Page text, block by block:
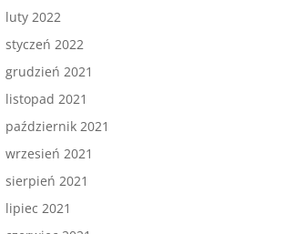
luty 2022
styczeń 2022
grudzień 2021
listopad 2021
październik 2021
wrzesień 2021
sierpień 2021
lipiec 2021